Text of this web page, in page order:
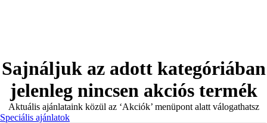
Sajnáljuk az adott kategóriában
jelenleg nincsen akciós termék
Aktuális ajánlataink közül az ‘Akciók’ menüpont alatt válogathatsz
Speciális ajánlatok